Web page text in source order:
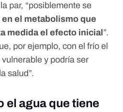
par, “posiblemente se
el metabolismo que
medida el efecto inicial ”.
por ejemplo, con el frío el
y podría ser
salud”.
el agua que tiene